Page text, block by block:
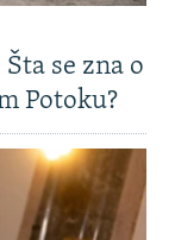
se zna o
Potoku?